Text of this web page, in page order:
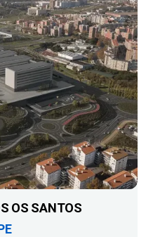
OS SANTOS